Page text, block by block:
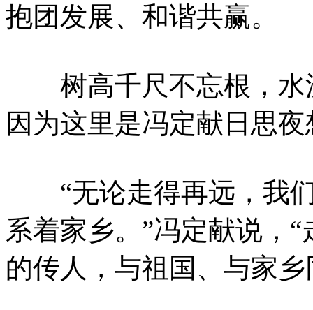
抱团发展、和谐共赢。
树高千尺不忘根，水
因为这里是冯定献日思
“无论走得再远，我们
系着家乡。”冯定献说，
的传人，与祖国、与家